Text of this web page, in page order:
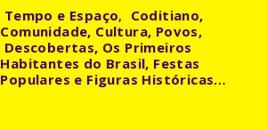
Tempo e Espaço, Coditiano,
Comunidade, Cultura, Povos,
Descobertas, Os Primeiros
Habitantes do Brasil, Festas
Populares e Figuras Históricas…